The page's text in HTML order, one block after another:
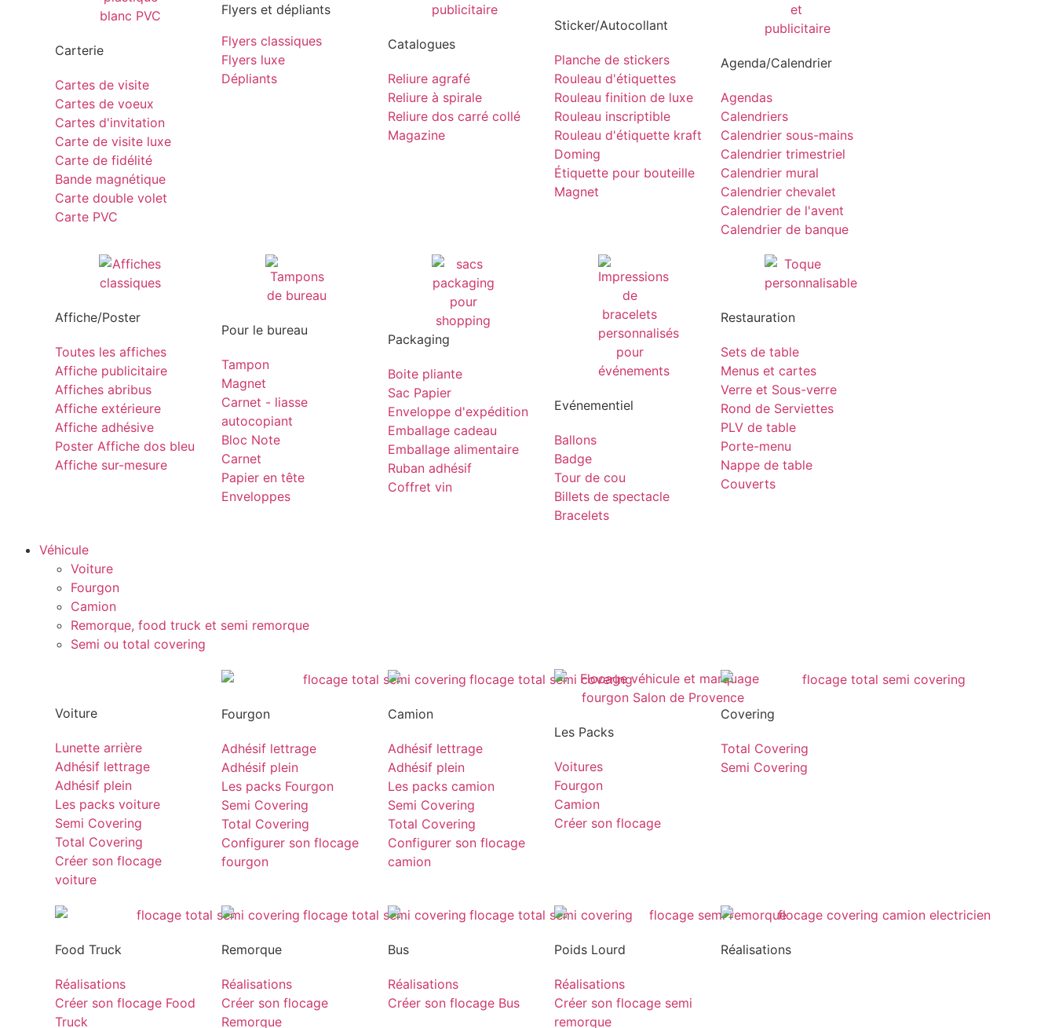
Carterie
Cartes de visite
Cartes de voeux
Cartes d'invitation
Carte de visite luxe
Carte de fidélité
Bande magnétique
Carte double volet
Carte PVC
Flyers et dépliants
Flyers classiques
Flyers luxe
Dépliants
Catalogues
Reliure agrafé
Reliure à spirale
Reliure dos carré collé
Magazine
Sticker/Autocollant
Planche de stickers
Rouleau d'étiquettes
Rouleau finition de luxe
Rouleau inscriptible
Rouleau d'étiquette kraft
Doming
Étiquette pour bouteille
Magnet
Agenda/Calendrier
Agendas
Calendriers
Calendrier sous-mains
Calendrier trimestriel
Calendrier mural
Calendrier chevalet
Calendrier de l'avent
Calendrier de banque
Affiche/Poster
Toutes les affiches
Affiche publicitaire
Affiches abribus
Affiche extérieure
Affiche adhésive
Poster Affiche dos bleu
Affiche sur-mesure
Pour le bureau
Tampon
Magnet
Carnet - liasse
autocopiant
Bloc Note
Carnet
Papier en tête
Enveloppes
Packaging
Boite pliante
Sac Papier
Enveloppe d'expédition
Emballage cadeau
Emballage alimentaire
Ruban adhésif
Coffret vin
Evénementiel
Ballons
Badge
Tour de cou
Billets de spectacle
Bracelets
Restauration
Sets de table
Menus et cartes
Verre et Sous-verre
Rond de Serviettes
PLV de table
Porte-menu
Nappe de table
Couverts
Véhicule
Voiture
Fourgon
Camion
Remorque, food truck et semi remorque
Semi ou total covering
Voiture
Lunette arrière
Adhésif lettrage
Adhésif plein
Les packs voiture
Semi Covering
Total Covering
Créer son flocage
voiture
Fourgon
Adhésif lettrage
Adhésif plein
Les packs Fourgon
Semi Covering
Total Covering
Configurer son flocage
fourgon
Camion
Adhésif lettrage
Adhésif plein
Les packs camion
Semi Covering
Total Covering
Configurer son flocage
camion
Les Packs
Voitures
Fourgon
Camion
Créer son flocage
Covering
Total Covering
Semi Covering
Food Truck
Réalisations
Créer son flocage Food
Truck
Remorque
Réalisations
Créer son flocage
Remorque
Bus
Réalisations
Créer son flocage Bus
Poids Lourd
Réalisations
Créer son flocage semi
remorque
Réalisations